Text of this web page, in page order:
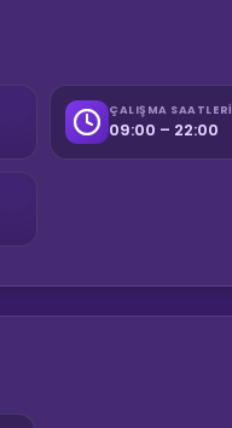
ÇALIŞMA SAATLERI
09:00 – 22:00